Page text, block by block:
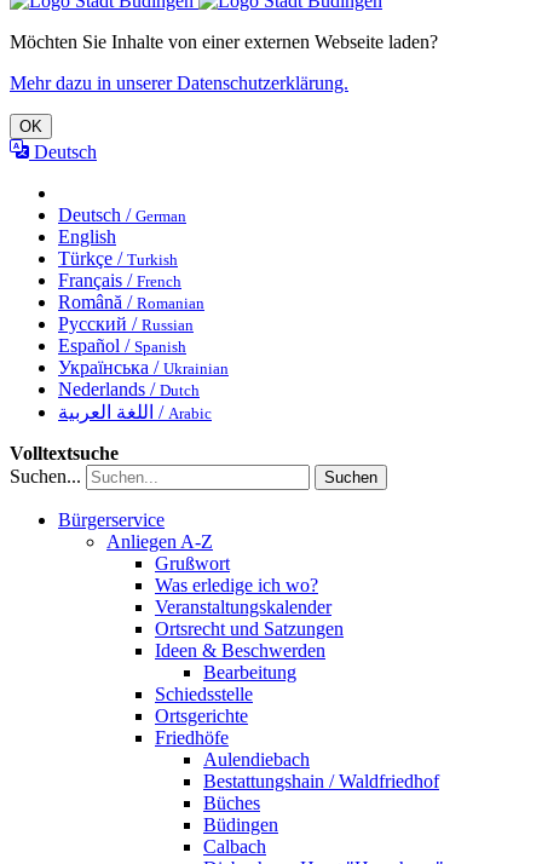
Möchten Sie Inhalte von einer externen Webseite laden?
Mehr dazu in unserer Datenschutzerklärung.
OK
Deutsch
Deutsch / German
English
Türkçe / Turkish
Français / French
Română / Romanian
Русский / Russian
Español / Spanish
Українська / Ukrainian
Nederlands / Dutch
اللغة العربية / Arabic
Volltextsuche
Suchen...
Suchen
Bürgerservice
Anliegen A-Z
Grußwort
Was erledige ich wo?
Veranstaltungskalender
Ortsrecht und Satzungen
Ideen & Beschwerden
Bearbeitung
Schiedsstelle
Ortsgerichte
Friedhöfe
Aulendiebach
Bestattungshain / Waldfriedhof
Büches
Büdingen
Calbach